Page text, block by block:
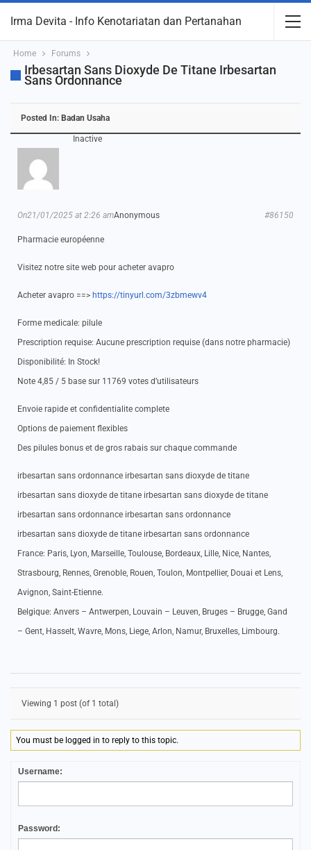
Irma Devita - Info Kenotariatan dan Pertanahan
Home Forums
Irbesartan Sans Dioxyde De Titane Irbesartan
Sans Ordonnance
Posted In: Badan Usaha
Inactive
Anonymous
On21/01/2025 at 2:26 am #86150
Pharmacie européenne
Visitez notre site web pour acheter avapro
Acheter avapro ==> https://tinyurl.com/3zbmewv4
Forme medicale: pilule
Prescription requise: Aucune prescription requise (dans notre pharmacie)
Disponibilité: In Stock!
Note 4,85 / 5 base sur 11769 votes d’utilisateurs
Envoie rapide et confidentialite complete
Options de paiement flexibles
Des pilules bonus et de gros rabais sur chaque commande
irbesartan sans ordonnance irbesartan sans dioxyde de titane
irbesartan sans dioxyde de titane irbesartan sans dioxyde de titane
irbesartan sans ordonnance irbesartan sans ordonnance
irbesartan sans dioxyde de titane irbesartan sans ordonnance
France: Paris, Lyon, Marseille, Toulouse, Bordeaux, Lille, Nice, Nantes,
Strasbourg, Rennes, Grenoble, Rouen, Toulon, Montpellier, Douai et Lens,
Avignon, Saint-Etienne.
Belgique: Anvers – Antwerpen, Louvain – Leuven, Bruges – Brugge, Gand
– Gent, Hasselt, Wavre, Mons, Liege, Arlon, Namur, Bruxelles, Limbourg.
Viewing 1 post (of 1 total)
You must be logged in to reply to this topic.
Username:
Password: